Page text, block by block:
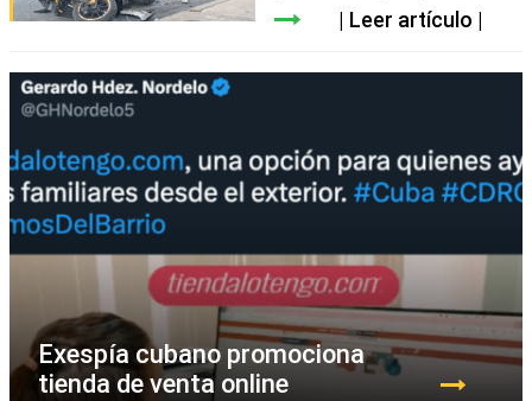
Leer artículo
Exespía cubano promociona
tienda de venta online